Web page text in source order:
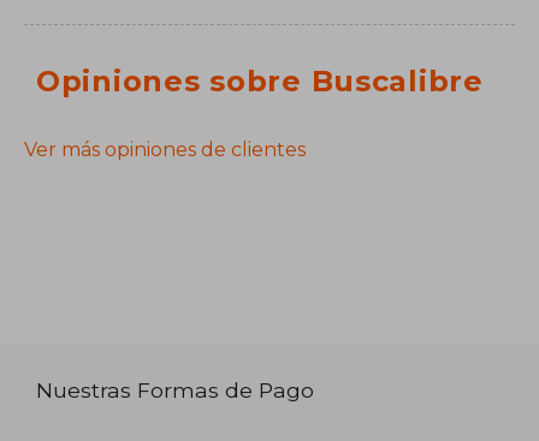
Opiniones sobre Buscalibre
Ver más opiniones de clientes
Nuestras Formas de Pago